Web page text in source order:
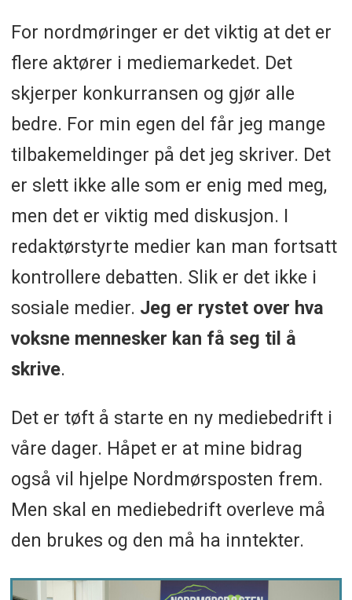
For nordmøringer er det viktig at det er
flere aktører i mediemarkedet. Det
skjerper konkurransen og gjør alle
bedre. For min egen del får jeg mange
tilbakemeldinger på det jeg skriver. Det
er slett ikke alle som er enig med meg,
men det er viktig med diskusjon. I
redaktørstyrte medier kan man fortsatt
kontrollere debatten. Slik er det ikke i
sosiale medier. Jeg er rystet over hva
voksne mennesker kan få seg til å
skrive.
Det er tøft å starte en ny mediebedrift i
våre dager. Håpet er at mine bidrag
også vil hjelpe Nordmørsposten frem.
Men skal en mediebedrift overleve må
den brukes og den må ha inntekter.